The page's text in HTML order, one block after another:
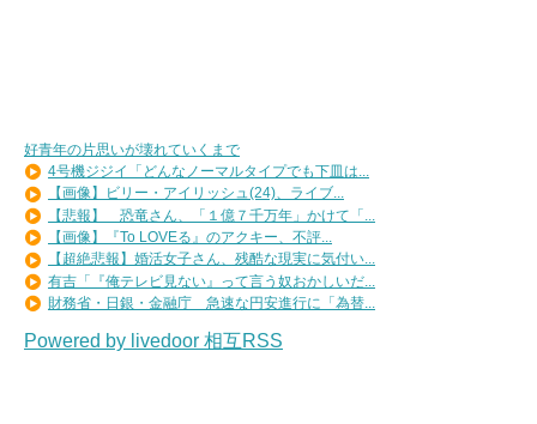
好青年の片思いが壊れていくまで
4号機ジジイ「どんなノーマルタイプでも下皿は...
【画像】ビリー・アイリッシュ(24)、ライブ...
【悲報】 恐竜さん、「１億７千万年」かけて「...
【画像】『To LOVEる』のアクキー、不評...
【超絶悲報】婚活女子さん、残酷な現実に気付い...
有吉「『俺テレビ見ない』って言う奴おかしいだ...
財務省・日銀・金融庁 急速な円安進行に「為替...
Powered by livedoor 相互RSS